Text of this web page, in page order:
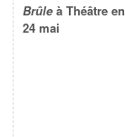
Brûle à Théâtre
24 mai